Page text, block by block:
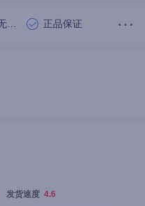
不支持7天无理由退货 正品保证
发货速度 4.6